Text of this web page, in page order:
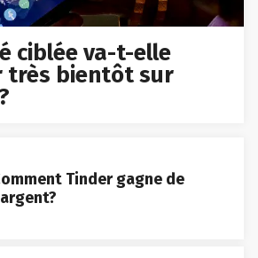
ciblée va-t-elle
très bientôt sur
Tinder gagne de